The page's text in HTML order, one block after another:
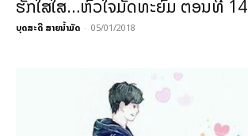
ຮັກໃສໃສ…ຫົວໃຈມັດທະຍົມ ຕອນທີ 14
ບຸດສະດີ ສາຍນ້ຳມັດ - 05/01/2018